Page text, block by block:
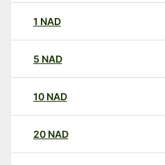
1 NAD
5 NAD
10 NAD
20 NAD